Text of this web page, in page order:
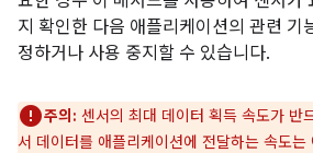
지 확인한 다음 애플리케이션의 관련 기
정하거나 사용 중지할 수 있습니다.
주의: 센서의 최대 데이터 획득 속도가 반
서 데이터를 애플리케이션에 전달하는 속도